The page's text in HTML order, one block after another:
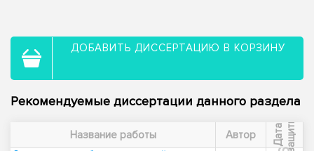
ДОБАВИТЬ ДИССЕРТАЦИЮ В КОРЗИНУ
Рекомендуемые диссертации данного раздела
Название работы Автор Д
а
т
а
з
а
щ
и
т ы